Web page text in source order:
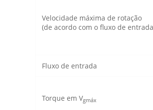
Velocidade máxima de rotação
(de acordo com o fluxo de
Fluxo de entrada
Torque em Vgmáx